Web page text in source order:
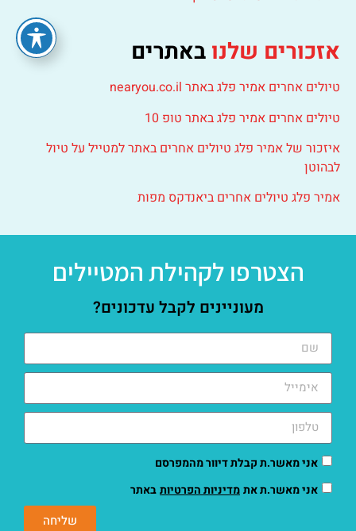
אזכורים שלנובאתרים
טיולים אחרים אמיר פלג באתר nearyou.co.il
טיולים אחרים אמיר פלג באתר טופ 10
איזכור של אמיר פלג טיולים אחרים באתר למטייל על טיול
לבהוטן
אמיר פלג טיולים אחרים ביאנדקס מפות
הצטרפו לקהילת המטיילים
מעוניינים לקבל עדכונים?
אני מאשר.ת קבלת דיוור מהמפרסם
אני מאשר.ת אתמדיניות הפרטיותבאתר
שליחה